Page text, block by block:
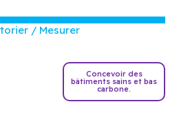
/ Mesurer
Concevoir des
bâtiments sains et bas
carbone.